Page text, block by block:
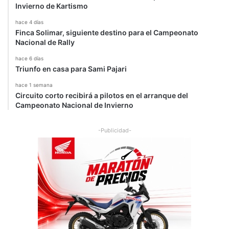
Invierno de Kartismo
hace 4 días
Finca Solimar, siguiente destino para el Campeonato
Nacional de Rally
hace 6 días
Triunfo en casa para Sami Pajari
hace 1 semana
Circuito corto recibirá a pilotos en el arranque del
Campeonato Nacional de Invierno
-Publicidad-